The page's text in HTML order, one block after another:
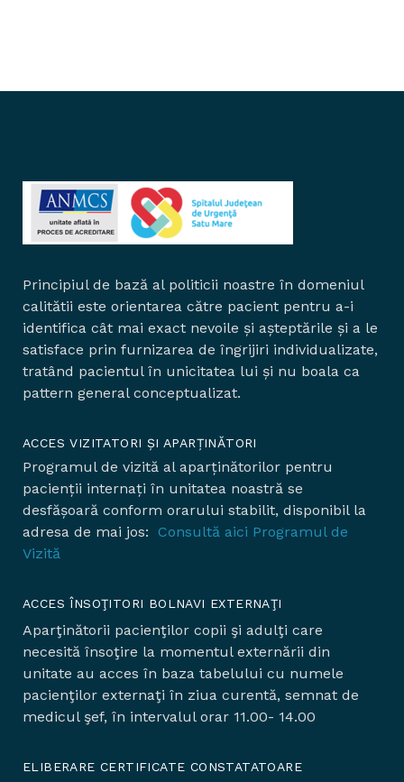
Principiul de bază al politicii noastre în domeniul
calitătii este orientarea către pacient pentru a-i
identifica cât mai exact nevoile și așteptările și a le
satisface prin furnizarea de îngrijiri individualizate,
tratând pacientul în unicitatea lui și nu boala ca
pattern general conceptualizat.
ACCES VIZITATORI ȘI APARȚINĂTORI
Programul de vizită al aparținătorilor pentru
pacienții internați în unitatea noastră se
desfășoară conform orarului stabilit, disponibil la
adresa de mai jos: Consultă aici Programul de
Vizită
ACCES ÎNSOŢITORI BOLNAVI EXTERNAŢI
Aparţinătorii pacienţilor copii şi adulţi care
necesită însoţire la momentul externării din
unitate au acces în baza tabelului cu numele
pacienţilor externaţi în ziua curentă, semnat de
medicul şef, în intervalul orar 11.00- 14.00
ELIBERARE CERTIFICATE CONSTATATOARE